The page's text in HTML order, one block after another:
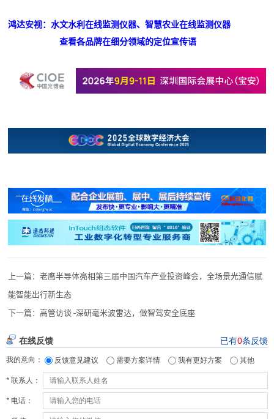
鸿达安视：水文水利在线监测仪器、智慧农业在线监测仪器
查看各品牌在细分领域的定位宣传语
上一篇：老鹰半导体亮相第三届中国汽车产业投资峰会，全场景光通信赋
能智能出行新生态
下一篇：高管访谈 -深研毫米波雷达，做智驾安全底座